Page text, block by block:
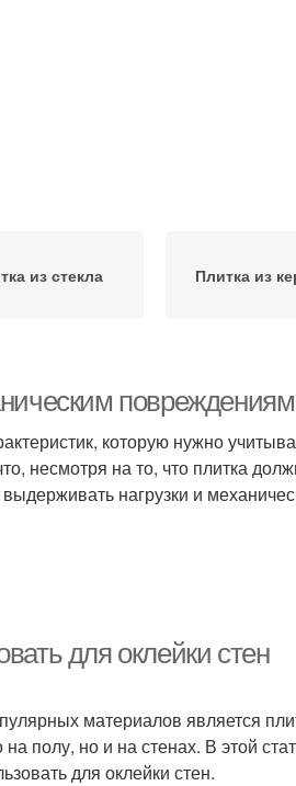
из стекла Плитка из
повреждениям
которую нужно
несмотря на то, что плитка
нагрузки и
для оклейки стен
материалов является
полу, но и на стенах. В этой
для оклейки стен.